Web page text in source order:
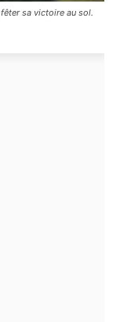
sa victoire au sol.